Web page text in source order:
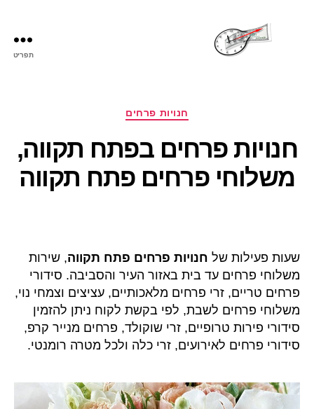
תפריט
קטגוריות
חנויות פרחים
חנויות פרחים בפתח תקווה,
משלוחי פרחים פתח תקווה
שעות פעילות של חנויות פרחים פתח תקווה, שירות
משלוחי פרחים עד בית באזור העיר והסביבה. סידורי
פרחים טריים, זרי פרחים מלאכותיים, עציצים וצמחי נוי,
משלוחי פרחים לשבת, לפי בקשת לקוח ניתן להזמין
סידורי פירות טרופיים, זרי שוקולד, פרחים מנייר קרפ,
סידורי פרחים לאירועים, זרי כלה ולכל מטרה רומנטי.